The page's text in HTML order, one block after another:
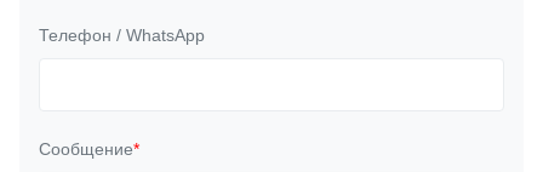
Телефон / WhatsApp
Сообщение*